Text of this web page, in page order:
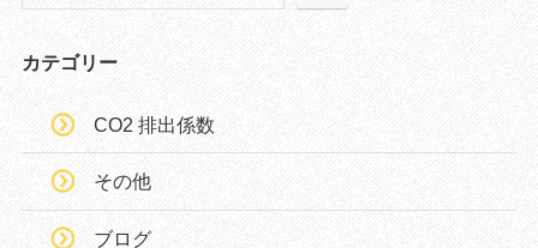
カテゴリー
CO2 排出係数
その他
ブログ